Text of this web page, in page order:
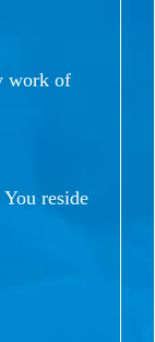
work of
reside